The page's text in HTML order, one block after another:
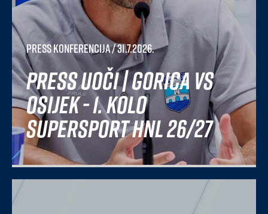
Press konferencija/ 31.7.2026.
Press uoči | Gorica vs
Osijek - 1. kolo
SuperSport HNL 26/27